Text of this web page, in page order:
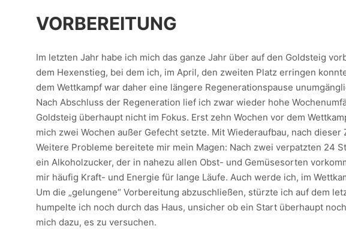
VORBEREITUNG
Im letzten Jahr habe ich mich das ganze Jahr über auf den Goldsteig
dem Hexenstieg, bei dem ich, im April, den zweiten Platz erringen
dem Wettkampf war daher eine längere Regenerationspause
Nach Abschluss der Regeneration lief ich zwar wieder hohe
Goldsteig überhaupt nicht im Fokus. Erst zehn Wochen vor dem
mich zwei Wochen außer Gefecht setzte. Mit Wiederaufbau, nach
Weitere Probleme bereitete mir mein Magen: Nach zwei verpatzten
ein Alkoholzucker, der in nahezu allen Obst- und Gemüsesorten
mir häufig Kraft- und Energie für lange Läufe. Auch werde ich, im
Um die „gelungene“ Vorbereitung abzuschließen, stürzte ich auf dem
humpelte ich noch durch das Haus, unsicher ob ein Start überhaupt
mich dazu, es zu versuchen.